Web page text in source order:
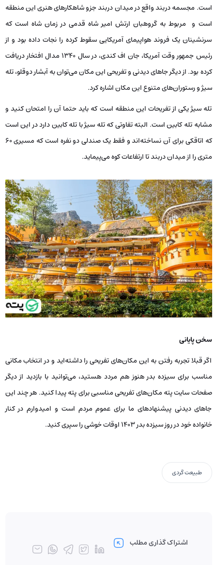
است. مجسمه دربند واقع در میدان دربند جزو شاهکارهای هنری این منطقه
است و مربوط به گروهبان ارتش امیر شاه قدمی در زمان شاه است که
سرنشینان یک فروند هواپیمای آمریکایی سقوط کرده را نجات داده بود و از
رئیس جمهور وقت آمریکا، جان اف کندی، در سال 1340 مدال افتخار دریافت
کرده بود. از دیگر جاهای دیدنی و تفریحی این مکان می‌توان به آبشار دوقلو، تله
سیژ و رستوران‌های متنوع این مکان اشاره کرد.
تله سیژ یکی از تفریحات این منطقه است که باید حتما آن را امتحان کنید و
مشابه تله کابین است. البته تفاوتی که تله سیژ با تله کابین دارد در این است
که اتاقکی برای آن نساخته‌اند و فقط یک صندلی دو نفره است که مسیری 60
متری را از میدان دربند تا ارتفاعات کوه می‌پیماید.
سخن پایانی
اگر قبلا تجربه رفتن به این مکان‌های تفریحی را داشته‌اید و در انتخاب مکانی
مناسب برای سیزده بدر هنوز هم مردد هستید، می‌توانید با بازدید از دیگر
صفحات سایت پته مکان‌های تفریحی مناسبی برای پته پیدا کنید. هر چند این
جاهای دیدنی پیشنهادهای ما برای عموم مردم است و امیدوارم در کنار
خانواده خود در روز سیزده بدر 1403 اوقات خوشی را سپری کنید.
طبیعت گردی
اشتراک گذاری مطلب